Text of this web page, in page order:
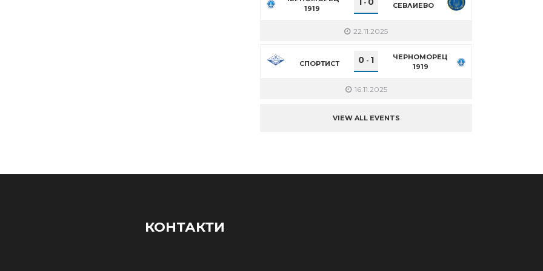
1919
- СЕВЛИЕВО
22.11.2025
СПОРТИСТ 0 - 1
ЧЕРНОМОРЕЦ
1919
16.11.2025
VIEW ALL EVENTS
КОНТАКТИ